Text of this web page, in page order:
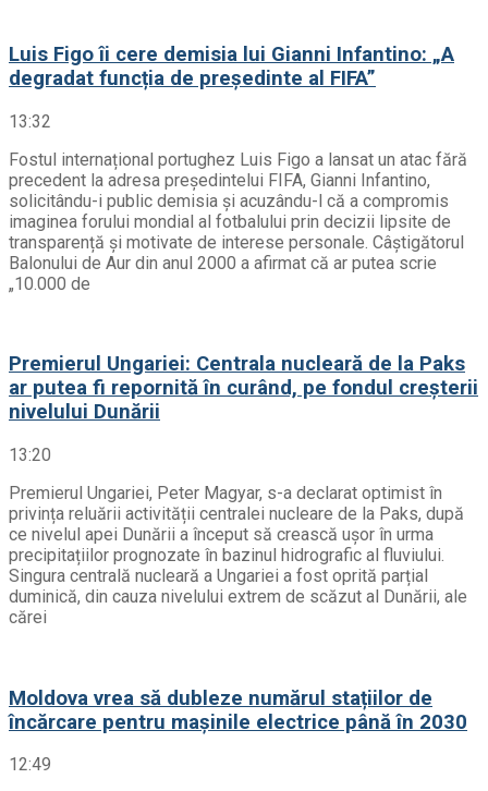
Luis Figo îi cere demisia lui Gianni Infantino: „A
degradat funcția de președinte al FIFA”
13:32
Fostul internațional portughez Luis Figo a lansat un atac fără
precedent la adresa președintelui FIFA, Gianni Infantino,
solicitându-i public demisia și acuzându-l că a compromis
imaginea forului mondial al fotbalului prin decizii lipsite de
transparență și motivate de interese personale. Câștigătorul
Balonului de Aur din anul 2000 a afirmat că ar putea scrie
„10.000 de
Premierul Ungariei: Centrala nucleară de la Paks
ar putea fi repornită în curând, pe fondul creșterii
nivelului Dunării
13:20
Premierul Ungariei, Peter Magyar, s-a declarat optimist în
privința reluării activității centralei nucleare de la Paks, după
ce nivelul apei Dunării a început să crească ușor în urma
precipitațiilor prognozate în bazinul hidrografic al fluviului.
Singura centrală nucleară a Ungariei a fost oprită parțial
duminică, din cauza nivelului extrem de scăzut al Dunării, ale
cărei
Moldova vrea să dubleze numărul stațiilor de
încărcare pentru mașinile electrice până în 2030
12:49